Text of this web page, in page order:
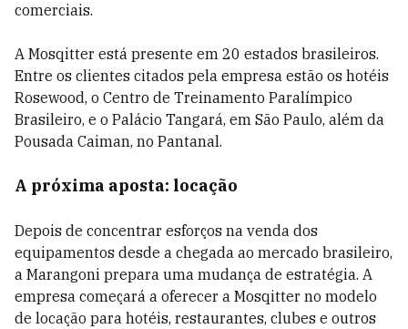
comerciais.
A Mosqitter está presente em 20 estados brasileiros.
Entre os clientes citados pela empresa estão os hotéis
Rosewood, o Centro de Treinamento Paralímpico
Brasileiro, e o Palácio Tangará, em São Paulo, além da
Pousada Caiman, no Pantanal.
A próxima aposta: locação
Depois de concentrar esforços na venda dos
equipamentos desde a chegada ao mercado brasileiro,
a Marangoni prepara uma mudança de estratégia. A
empresa começará a oferecer a Mosqitter no modelo
de locação para hotéis, restaurantes, clubes e outros